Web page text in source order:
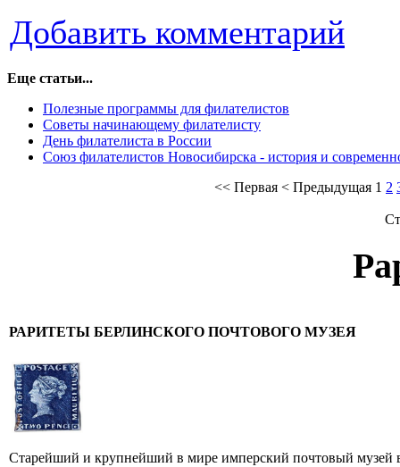
Добавить комментарий
Еще статьи...
Полезные программы для филателистов
Советы начинающему филателисту
День филателиста в России
Союз филателистов Новосибирска - история и
<< Первая < Предыдущая 1 2
РАРИТЕТЫ БЕРЛИНСКОГО ПОЧТОВОГО МУЗЕЯ
Старейший и крупнейший в мире имперский почтовый музей